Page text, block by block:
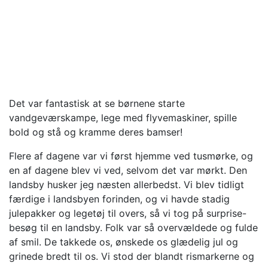
Det var fantastisk at se børnene starte
vandgeværskampe, lege med flyvemaskiner, spille
bold og stå og kramme deres bamser!
Flere af dagene var vi først hjemme ved tusmørke, og
en af dagene blev vi ved, selvom det var mørkt. Den
landsby husker jeg næsten allerbedst. Vi blev tidligt
færdige i landsbyen forinden, og vi havde stadig
julepakker og legetøj til overs, så vi tog på surprise-
besøg til en landsby. Folk var så overvældede og fulde
af smil. De takkede os, ønskede os glædelig jul og
grinede bredt til os. Vi stod der blandt rismarkerne og